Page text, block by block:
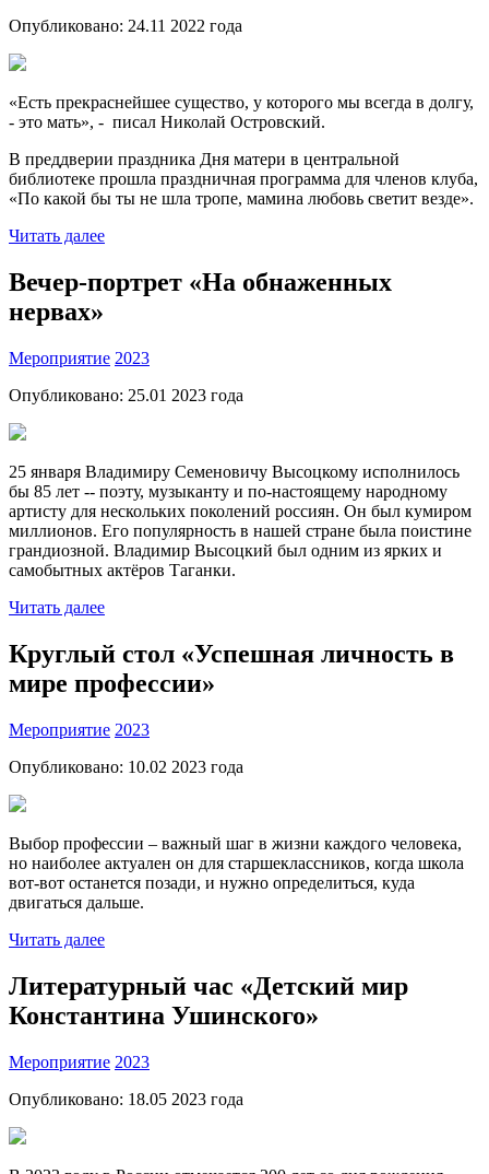
Опубликовано: 24.11 2022 года
«Есть прекраснейшее существо, у которого мы всегда в долгу,
- это мать», - писал Николай Островский.
В преддверии праздника Дня матери в центральной
библиотеке прошла праздничная программа для членов клуба,
«По какой бы ты не шла тропе, мамина любовь светит везде».
Читать далее
Вечер-портрет «На обнаженных
нервах»
Мероприятие 2023
Опубликовано: 25.01 2023 года
25 января Владимиру Семеновичу Высоцкому исполнилось
бы 85 лет -- поэту, музыканту и по-настоящему народному
артисту для нескольких поколений россиян. Он был кумиром
миллионов. Его популярность в нашей стране была поистине
грандиозной. Владимир Высоцкий был одним из ярких и
самобытных актёров Таганки.
Читать далее
Круглый стол «Успешная личность в
мире профессии»
Мероприятие 2023
Опубликовано: 10.02 2023 года
Выбор профессии – важный шаг в жизни каждого человека,
но наиболее актуален он для старшеклассников, когда школа
вот-вот останется позади, и нужно определиться, куда
двигаться дальше.
Читать далее
Литературный час «Детский мир
Константина Ушинского»
Мероприятие 2023
Опубликовано: 18.05 2023 года